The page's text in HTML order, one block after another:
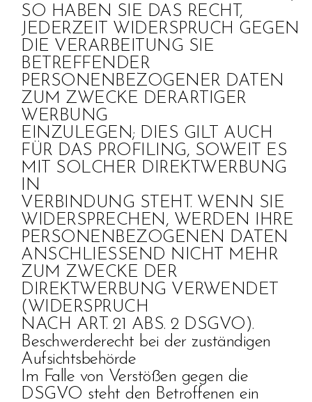
SO HABEN SIE DAS RECHT,
JEDERZEIT WIDERSPRUCH GEGEN
DIE VERARBEITUNG SIE
BETREFFENDER
PERSONENBEZOGENER DATEN
ZUM ZWECKE DERARTIGER
WERBUNG
EINZULEGEN; DIES GILT AUCH
FÜR DAS PROFILING, SOWEIT ES
MIT SOLCHER DIREKTWERBUNG
IN
VERBINDUNG STEHT. WENN SIE
WIDERSPRECHEN, WERDEN IHRE
PERSONENBEZOGENEN DATEN
ANSCHLIESSEND NICHT MEHR
ZUM ZWECKE DER
DIREKTWERBUNG VERWENDET
(WIDERSPRUCH
NACH ART. 21 ABS. 2 DSGVO).
Beschwerderecht bei der zuständigen
Aufsichtsbehörde
Im Falle von Verstößen gegen die
DSGVO steht den Betroffenen ein